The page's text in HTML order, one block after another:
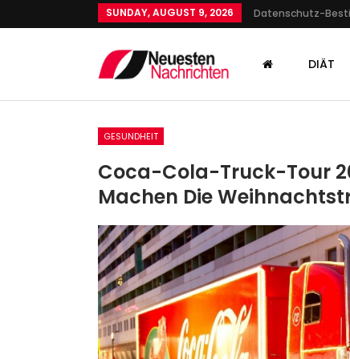
SUNDAY, AUGUST 9, 2026 Datenschutz-
DIÄT
GESUNDHEIT
Coca-Cola-Truck-Tour
Machen Die
„Wir Haben Ein Paar Sehr
Argumente“: Wird
Reese…
Admin Apr 6, 2025